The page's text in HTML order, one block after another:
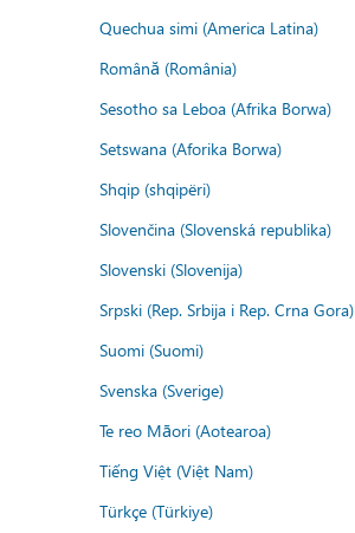
Quechua simi (America Latina)
Română (România)
Sesotho sa Leboa (Afrika Borwa)
Setswana (Aforika Borwa)
Shqip (shqipëri)
Slovenčina (Slovenská republika)
Slovenski (Slovenija)
Srpski (Rep. Srbija i Rep. Crna Gora)
Suomi (Suomi)
Svenska (Sverige)
Te reo Māori (Aotearoa)
Tiếng Việt (Việt Nam)
Türkçe (Türkiye)